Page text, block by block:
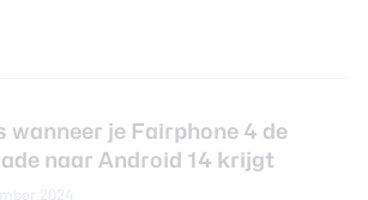
wanneer je Fairphone 4 de
naar Android 14 krijgt